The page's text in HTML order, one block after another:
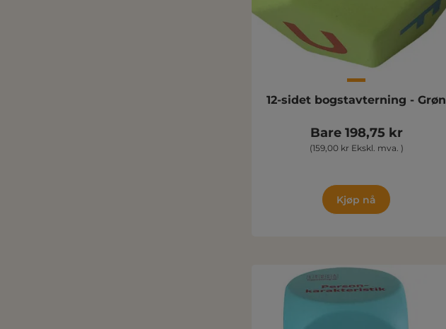
12-sidet bogstavterning - Grøn
Bare 198,75 kr
(159,00 kr Ekskl. mva. )
Kjøp nå